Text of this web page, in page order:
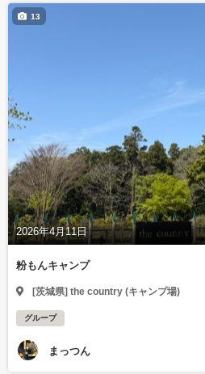
2026年4月11日
13
粉もんキャンプ
[茨城県] the country (キャンプ場)
グループ
まっつん